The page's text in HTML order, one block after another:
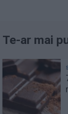
Te-ar mai